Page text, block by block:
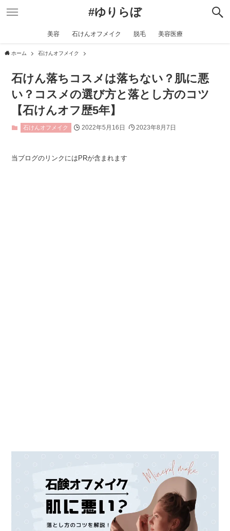
#ゆりらぼ
美容 石けんオフメイク 脱毛 美容医療
ホーム 石けんオフメイク
石けん落ちコスメは落ちない？肌に悪
い？コスメの選び方と落とし方のコツ
【石けんオフ歴5年】
石けんオフメイク 2022年5月16日 2023年8月7日
当ブログのリンクにはPRが含まれます